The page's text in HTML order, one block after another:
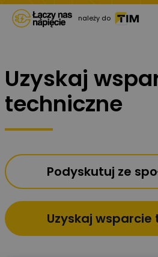
należy do
Uzyskaj
techniczne
Podyskutuj ze
Uzyskaj wsparcie